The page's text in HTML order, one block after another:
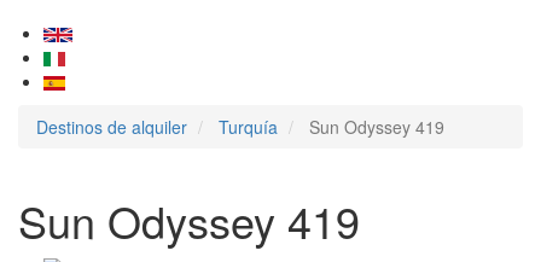
Destinos de alquiler Turquía Sun Odyssey 419
Sun Odyssey 419